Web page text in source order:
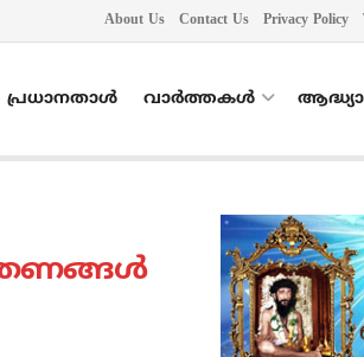
About Us Contact Us Privacy Policy
പ്രധാനതാൾ വാർത്തകൾ